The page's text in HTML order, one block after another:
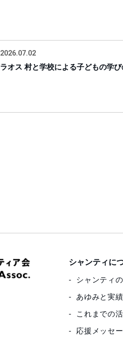
2026.07.02
ラオス 村と学校による子どもの学
シャンティに
シャンティ
あゆみと実績
これまでの
応援メッセ